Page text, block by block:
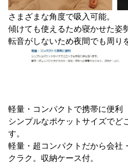
さまざまな角度で吸入可能。
傾けても使えるため寝かせた姿
転音がしないため夜間でも周り
軽量・コンパクトで携帯に便利
シンプルなポケットサイズでど
す。
軽量・超コンパクトだから会社
クラク。収納ケース付。